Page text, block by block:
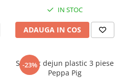
IN STOC
ADAUGA IN COS
-23%
Set mic dejun plastic 3 piese
Peppa Pig